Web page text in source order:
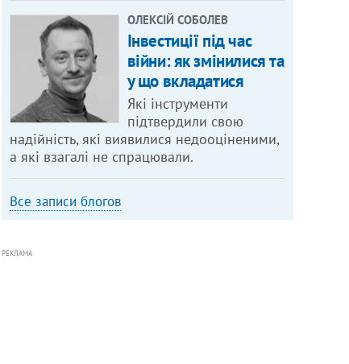
ОЛЕКСІЙ СОБОЛЕВ
Інвестиції під час
війни: як змінилися та
у що вкладатися
Які інструменти
підтвердили свою
надійність, які виявилися недооціненими,
а які взагалі не спрацювали.
Все записи блогов
РЕКЛАМА